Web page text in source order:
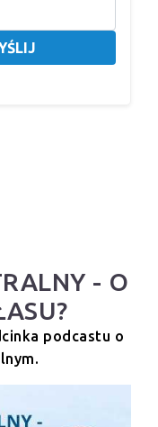
- O
podcastu o